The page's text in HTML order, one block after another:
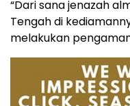
“Dari sana jenazah
Tengah di
melakukan